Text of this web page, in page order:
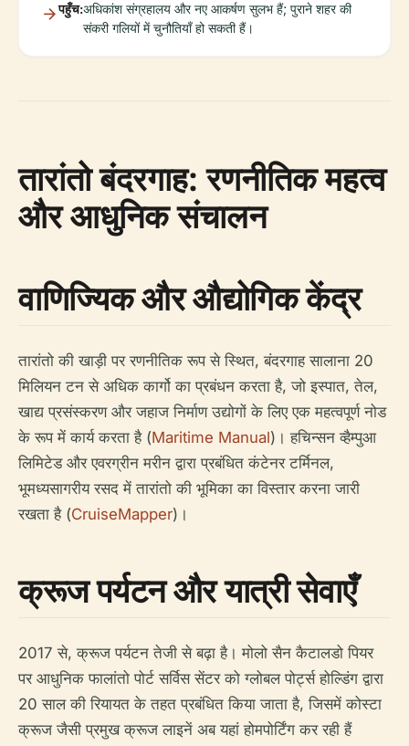
पहुँच:अधिकांश संग्रहालय और नए आकर्षण सुलभ हैं; पुराने शहर की
संकरी गलियों में चुनौतियाँ हो सकती हैं।
तारांतो बंदरगाह: रणनीतिक महत्व
और आधुनिक संचालन
वाणिज्यिक और औद्योगिक केंद्र
तारांतो की खाड़ी पर रणनीतिक रूप से स्थित, बंदरगाह सालाना 20
मिलियन टन से अधिक कार्गो का प्रबंधन करता है, जो इस्पात, तेल,
खाद्य प्रसंस्करण और जहाज निर्माण उद्योगों के लिए एक महत्वपूर्ण नोड
के रूप में कार्य करता है (Maritime Manual)। हचिन्सन व्हैम्पुआ
लिमिटेड और एवरग्रीन मरीन द्वारा प्रबंधित कंटेनर टर्मिनल,
भूमध्यसागरीय रसद में तारांतो की भूमिका का विस्तार करना जारी
रखता है (CruiseMapper)।
क्रूज पर्यटन और यात्री सेवाएँ
2017 से, क्रूज पर्यटन तेजी से बढ़ा है। मोलो सैन कैटालडो पियर
पर आधुनिक फालांतो पोर्ट सर्विस सेंटर को ग्लोबल पोर्ट्स होल्डिंग द्वारा
20 साल की रियायत के तहत प्रबंधित किया जाता है, जिसमें कोस्टा
क्रूज जैसी प्रमुख क्रूज लाइनें अब यहां होमपोर्टिंग कर रही हैं